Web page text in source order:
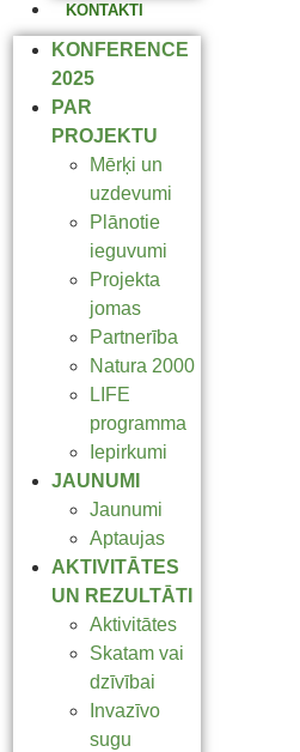
KONTAKTI
KONFERENCE
2025
PAR
PROJEKTU
Mērķi un
uzdevumi
Plānotie
ieguvumi
Projekta
jomas
Partnerība
Natura 2000
LIFE
programma
Iepirkumi
JAUNUMI
Jaunumi
Aptaujas
AKTIVITĀTES
UN REZULTĀTI
Aktivitātes
Skatam vai
dzīvībai
Invazīvo
sugu